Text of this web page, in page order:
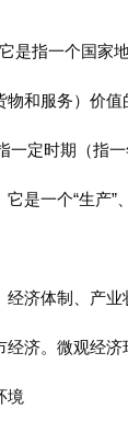
是指一个国家
和服务）价值
一定时期（指
是一个“生产”、
济体制、产
济。微观经
境